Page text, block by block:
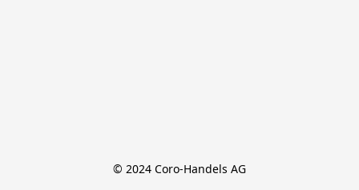
© 2024 Coro-Handels AG